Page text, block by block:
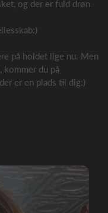
og der er fuld drøn
på holdet lige nu. Men
kommer du på
er en plads til dig:)